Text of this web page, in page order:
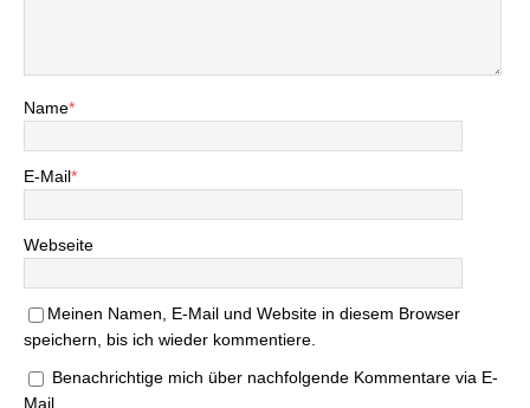
Name*
E-Mail*
Webseite
Meinen Namen, E-Mail und Website in diesem Browser
speichern, bis ich wieder kommentiere.
Benachrichtige mich über nachfolgende Kommentare via E-
Mail.